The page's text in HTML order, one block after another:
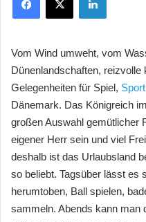
Vom Wind umweht, vom
Dünenlandschaften, reizvolle
Gelegenheiten für Spiel, Sport
Dänemark. Das Königreich
großen Auswahl gemütlicher
eigener Herr sein und viel
deshalb ist das Urlaubsland
so beliebt. Tagsüber lässt es
herumtoben, Ball spielen,
sammeln. Abends kann man